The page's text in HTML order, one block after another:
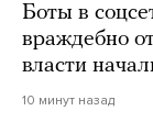
Боты в
враждебно
власти
10 минут назад